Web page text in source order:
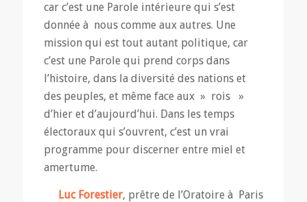
car c’est une Parole intérieure qui s’est
donnée à nous comme aux autres. Une
mission qui est tout autant politique, car
c’est une Parole qui prend corps dans
l’histoire, dans la diversité des nations et
des peuples, et même face aux » rois »
d’hier et d’aujourd’hui. Dans les temps
électoraux qui s’ouvrent, c’est un vrai
programme pour discerner entre miel et
amertume.
Luc Forestier, prêtre de l’Oratoire à Paris